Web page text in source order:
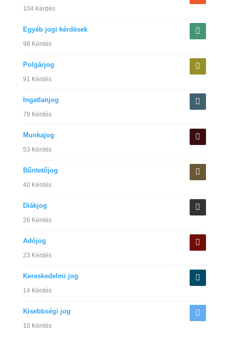
104 Kérdés
Egyéb jogi kérdések
98 Kérdés
Polgárjog
91 Kérdés
Ingatlanjog
79 Kérdés
Munkajog
53 Kérdés
Bűntetőjog
40 Kérdés
Diákjog
26 Kérdés
Adójog
23 Kérdés
Kereskedelmi jog
14 Kérdés
Kisebbségi jog
10 Kérdés